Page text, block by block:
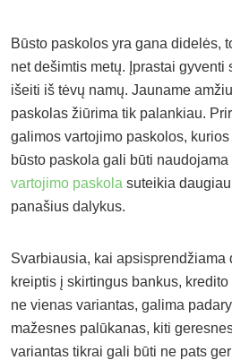
Būsto paskolos yra gana didelės,
net dešimtis metų. Įprastai
išeiti iš tėvų namų. Jauname
paskolas žiūrima tik palankiau.
galimos vartojimo paskolos,
būsto paskola gali būti
vartojimo paskola suteikia
panašius dalykus.
Svarbiausia, kai apsisprendžiama
kreiptis į skirtingus bankus,
ne vienas variantas, galima
mažesnes palūkanas, kiti
variantas tikrai gali būti ne pats